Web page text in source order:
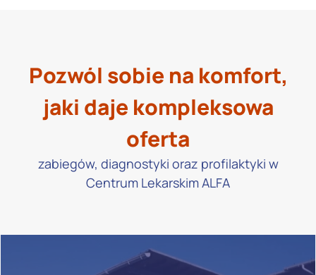
Pozwól sobie na komfort,
jaki daje kompleksowa
oferta
zabiegów, diagnostyki oraz profilaktyki w
Centrum Lekarskim ALFA